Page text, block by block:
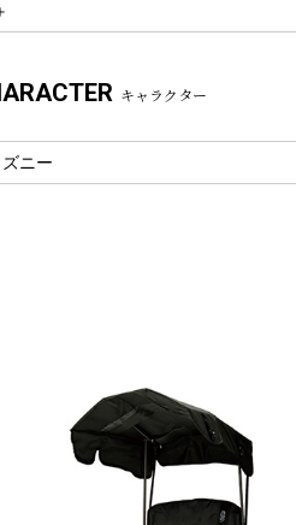
ットネス
クセサリー
キャラクター
ニー